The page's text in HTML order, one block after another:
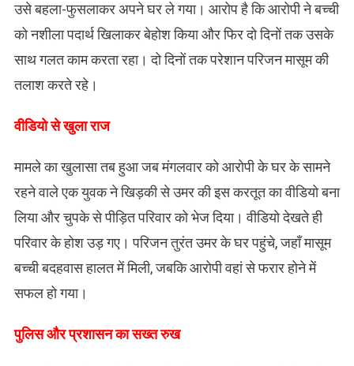
उसे बहला-फुसलाकर अपने घर ले गया। आरोप है कि आरोपी ने बच्ची
को नशीला पदार्थ खिलाकर बेहोश किया और फिर दो दिनों तक उसके
साथ गलत काम करता रहा। दो दिनों तक परेशान परिजन मासूम की
तलाश करते रहे।
वीडियो से खुला राज
मामले का खुलासा तब हुआ जब मंगलवार को आरोपी के घर के सामने
रहने वाले एक युवक ने खिड़की से उमर की इस करतूत का वीडियो बना
लिया और चुपके से पीड़ित परिवार को भेज दिया। वीडियो देखते ही
परिवार के होश उड़ गए। परिजन तुरंत उमर के घर पहुंचे, जहाँ मासूम
बच्ची बदहवास हालत में मिली, जबकि आरोपी वहां से फरार होने में
सफल हो गया।
​पुलिस और प्रशासन का सख्त रुख